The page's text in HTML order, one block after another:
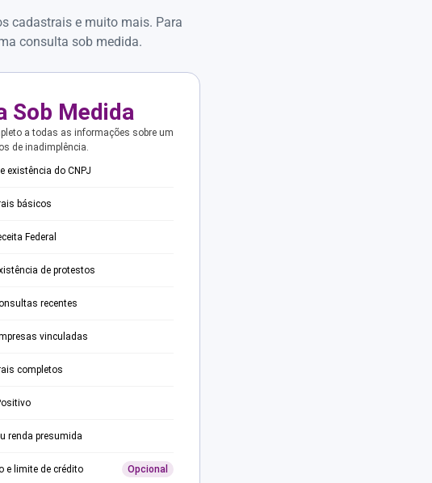
cadastrais e muito mais. Para
consulta sob medida.
Sob Medida
a todas as informações sobre um
de inadimplência.
existência do CNPJ
básicos
Federal
de protestos
recentes
vinculadas
completos
renda presumida
e limite de crédito Opcional